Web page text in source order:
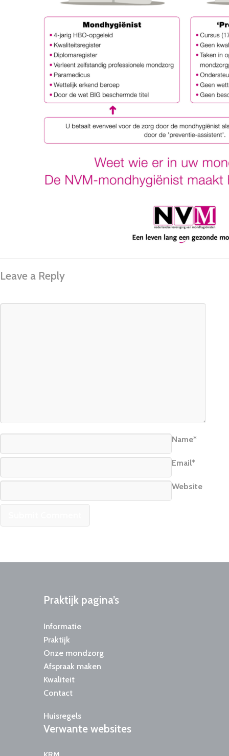
Leave a Reply
Name*
Email*
Website
Praktijkpagina’s
Informatie
Praktijk
Onze mondzorg
Afspraak maken
Kwaliteit
Contact
Huisregels
Verwantewebsites